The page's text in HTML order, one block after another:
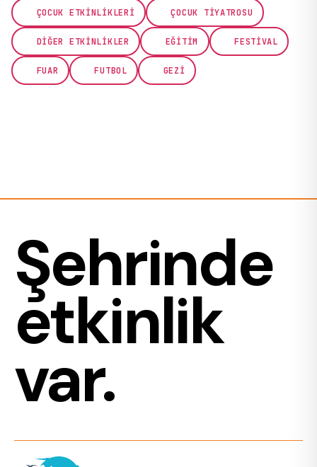
ÇOCUK ETKINLIKLERI ÇOCUK TIYATROSU
DIĞER ETKINLIKLER EĞITIM FESTIVAL
FUAR FUTBOL GEZI
Şehrinde
etkinlik
var.